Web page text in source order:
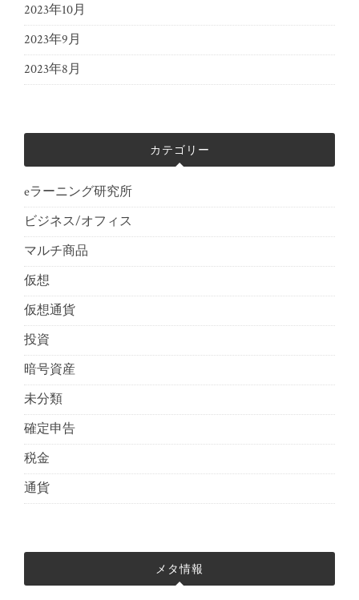
2023年10月
2023年9月
2023年8月
カテゴリー
eラーニング研究所
ビジネス/オフィス
マルチ商品
仮想
仮想通貨
投資
暗号資産
未分類
確定申告
税金
通貨
メタ情報